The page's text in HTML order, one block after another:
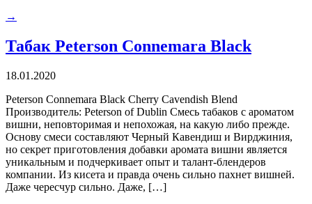
→
Табак Peterson Connemara Black
18.01.2020
Peterson Connemara Black Cherry Cavendish Blend
Производитель: Peterson of Dublin Смесь табаков с ароматом
вишни, неповторимая и непохожая, на какую либо прежде.
Основу смеси составляют Черный Кавендиш и Вирджиния,
но секрет приготовления добавки аромата вишни является
уникальным и подчеркивает опыт и талант-блендеров
компании. Из кисета и правда очень сильно пахнет вишней.
Даже чересчур сильно. Даже, […]